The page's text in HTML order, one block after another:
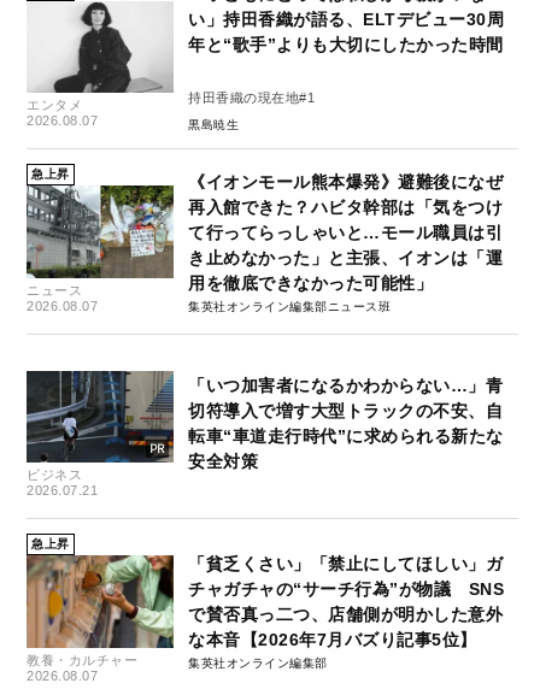
エンタメ
2026.08.07
い」持田香織が語る、ELTデビュー30周
年と“歌手”よりも大切にしたかった時間
持田香織の現在地#1
黒島暁生
急上昇
ニュース
2026.08.07
《イオンモール熊本爆発》避難後になぜ
再入館できた？ハビタ幹部は「気をつけ
て行ってらっしゃいと…モール職員は引
き止めなかった」と主張、イオンは「運
用を徹底できなかった可能性」
集英社オンライン編集部ニュース班
ビジネス
2026.07.21
「いつ加害者になるかわからない…」青
切符導入で増す大型トラックの不安、自
転車“車道走行時代”に求められる新たな
安全対策
急上昇
教養・カルチャー
2026.08.07
「貧乏くさい」「禁止にしてほしい」ガ
チャガチャの“サーチ行為”が物議 SNS
で賛否真っ二つ、店舗側が明かした意外
な本音【2026年7月バズり記事5位】
集英社オンライン編集部